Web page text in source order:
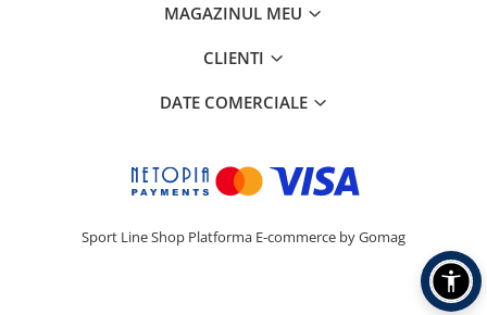
MAGAZINUL MEU
CLIENTI
DATE COMERCIALE
Sport Line Shop Platforma E-commerce by Gomag